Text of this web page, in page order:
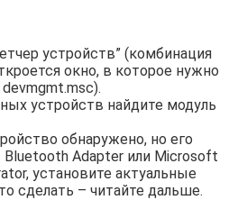
устройств” (комбинация
окно, в которое нужно
устройств найдите модуль
обнаружено, но его
Bluetooth Adapter или Microsoft
установите актуальные
сделать – читайте дальше.